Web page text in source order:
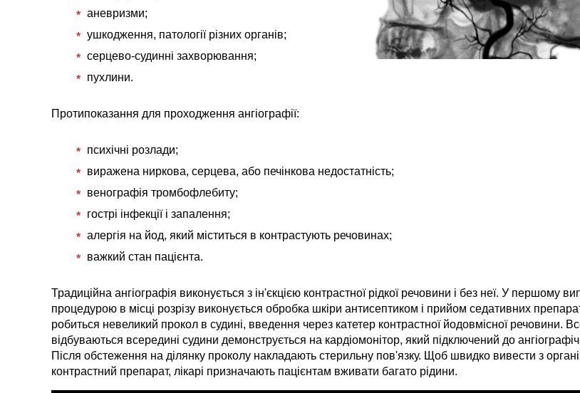
аневризми;
ушкодження, патології різних органів;
серцево-судинні захворювання;
пухлини.
Протипоказання для проходження ангіографії:
психічні розлади;
виражена ниркова, серцева, або печінкова недостатність;
венографія тромбофлебиту;
гострі інфекції і запалення;
алергія на йод, який міститься в контрастують речовинах;
важкий стан пацієнта.
Традиційна ангіографія виконується з ін'єкцією контрастної рідкої речовини і без неї. У першому
процедурою в місці розрізу виконується обробка шкіри антисептиком і прийом седативних
робиться невеликий прокол в судині, введення через катетер контрастної йодовмісної речовини.
відбуваються всередині судини демонструється на кардіомонітор, який підключений до
Після обстеження на ділянку проколу накладають стерильну пов'язку. Щоб швидко вивести з
контрастний препарат, лікарі призначають пацієнтам вживати багато рідини.